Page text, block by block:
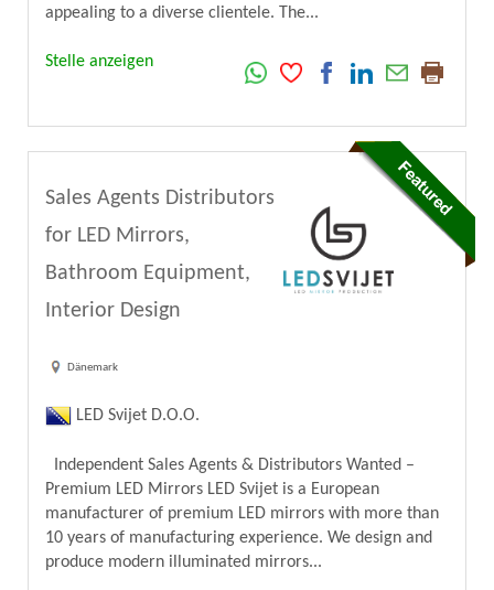
appealing to a diverse clientele. The...
Stelle anzeigen
Sales Agents Distributors
for LED Mirrors,
Bathroom Equipment,
Interior Design
Dänemark
LED Svijet D.O.O.
Independent Sales Agents & Distributors Wanted –
Premium LED Mirrors LED Svijet is a European
manufacturer of premium LED mirrors with more than
10 years of manufacturing experience. We design and
produce modern illuminated mirrors...